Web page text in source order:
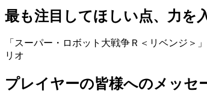
最も注目してほしい点、力を
「スーパー・ロボット大戦争Ｒ＜リベンジ
リオ
プレイヤーの皆様へのメッセ